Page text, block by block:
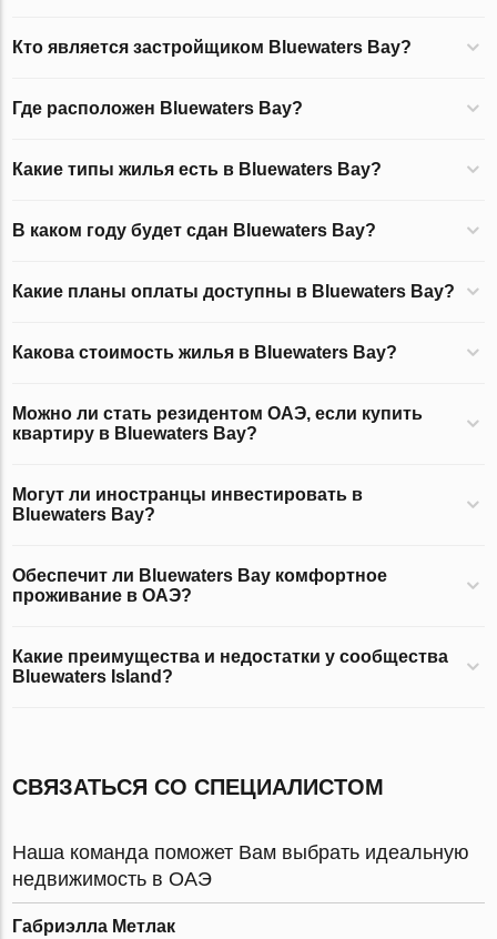
Кто является застройщиком Bluewaters Bay?
Где расположен Bluewaters Bay?
Какие типы жилья есть в Bluewaters Bay?
В каком году будет сдан Bluewaters Bay?
Какие планы оплаты доступны в Bluewaters Bay?
Какова стоимость жилья в Bluewaters Bay?
Можно ли стать резидентом ОАЭ, если купить
квартиру в Bluewaters Bay?
Могут ли иностранцы инвестировать в
Bluewaters Bay?
Обеспечит ли Bluewaters Bay комфортное
проживание в ОАЭ?
Какие преимущества и недостатки у сообщества
Bluewaters Island?
СВЯЗАТЬСЯ СО СПЕЦИАЛИСТОМ
Наша команда поможет Вам выбрать идеальную
недвижимость в ОАЭ
Габриэлла Метлак